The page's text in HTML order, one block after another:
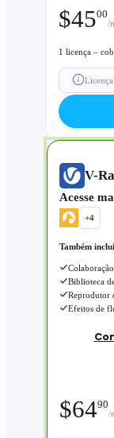
$4500
/
1 licença –
V-
Acesse
+4
Também inclui
Biblioteca
Reprodutor
Efeitos de
$6490
/